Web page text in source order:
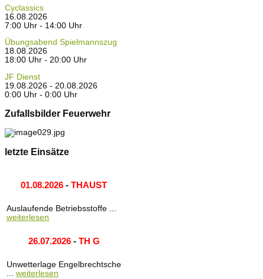
Cyclassics
16.08.2026
7:00 Uhr - 14:00 Uhr
Übungsabend Spielmannszug
18.08.2026
18:00 Uhr - 20:00 Uhr
JF Dienst
19.08.2026 - 20.08.2026
0:00 Uhr - 0:00 Uhr
Zufallsbilder Feuerwehr
letzte Einsätze
01.08.2026 - THAUST
Auslaufende Betriebsstoffe ...
weiterlesen
26.07.2026- TH G
Unwetterlage Engelbrechtsche
... weiterlesen